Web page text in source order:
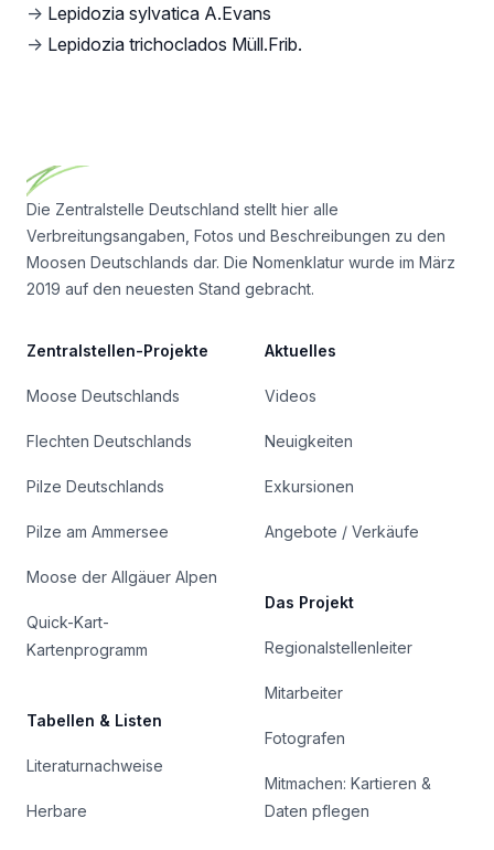
→ Lepidozia sylvatica A.Evans
→ Lepidozia trichoclados Müll.Frib.
Die Zentralstelle Deutschland stellt hier alle
Verbreitungsangaben, Fotos und Beschreibungen zu den
Moosen Deutschlands dar. Die Nomenklatur wurde im März
2019 auf den neuesten Stand gebracht.
Zentralstellen-Projekte
Moose Deutschlands
Flechten Deutschlands
Pilze Deutschlands
Pilze am Ammersee
Moose der Allgäuer Alpen
Quick-Kart-
Kartenprogramm
Tabellen & Listen
Literaturnachweise
Herbare
Aktuelles
Videos
Neuigkeiten
Exkursionen
Angebote / Verkäufe
Das Projekt
Regionalstellenleiter
Mitarbeiter
Fotografen
Mitmachen: Kartieren &
Daten pflegen